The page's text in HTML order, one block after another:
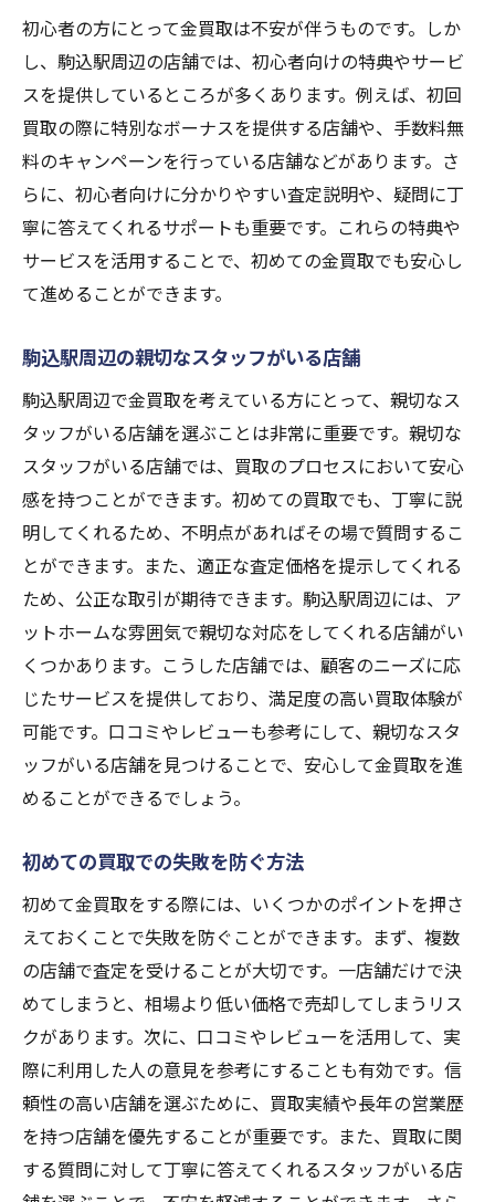
初心者の方にとって金買取は不安が伴うものです。しか
し、駒込駅周辺の店舗では、初心者向けの特典やサービ
スを提供しているところが多くあります。例えば、初回
買取の際に特別なボーナスを提供する店舗や、手数料無
料のキャンペーンを行っている店舗などがあります。さ
らに、初心者向けに分かりやすい査定説明や、疑問に丁
寧に答えてくれるサポートも重要です。これらの特典や
サービスを活用することで、初めての金買取でも安心し
て進めることができます。
駒込駅周辺の親切なスタッフがいる店舗
駒込駅周辺で金買取を考えている方にとって、親切なス
タッフがいる店舗を選ぶことは非常に重要です。親切な
スタッフがいる店舗では、買取のプロセスにおいて安心
感を持つことができます。初めての買取でも、丁寧に説
明してくれるため、不明点があればその場で質問するこ
とができます。また、適正な査定価格を提示してくれる
ため、公正な取引が期待できます。駒込駅周辺には、ア
ットホームな雰囲気で親切な対応をしてくれる店舗がい
くつかあります。こうした店舗では、顧客のニーズに応
じたサービスを提供しており、満足度の高い買取体験が
可能です。口コミやレビューも参考にして、親切なスタ
ッフがいる店舗を見つけることで、安心して金買取を進
めることができるでしょう。
初めての買取での失敗を防ぐ方法
初めて金買取をする際には、いくつかのポイントを押さ
えておくことで失敗を防ぐことができます。まず、複数
の店舗で査定を受けることが大切です。一店舗だけで決
めてしまうと、相場より低い価格で売却してしまうリス
クがあります。次に、口コミやレビューを活用して、実
際に利用した人の意見を参考にすることも有効です。信
頼性の高い店舗を選ぶために、買取実績や長年の営業歴
を持つ店舗を優先することが重要です。また、買取に関
する質問に対して丁寧に答えてくれるスタッフがいる店